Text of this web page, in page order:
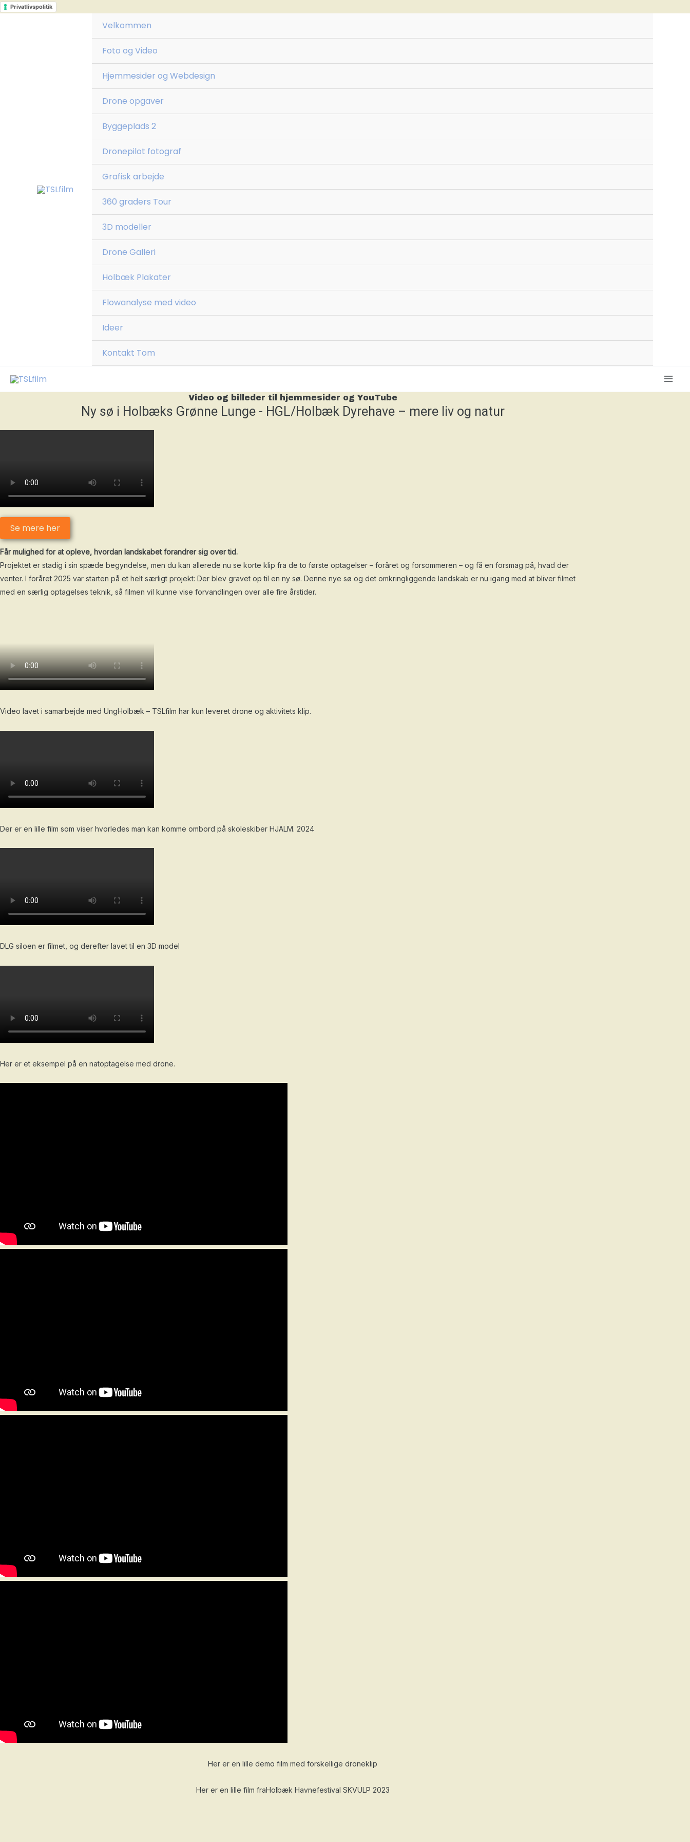
Privatlivspolitik
Velkommen
Foto og Video
Hjemmesider og Webdesign
Drone opgaver
Byggeplads 2
Dronepilot fotograf
Grafisk arbejde
360 graders Tour
3D modeller
Drone Galleri
Holbæk Plakater
Flowanalyse med video
Ideer
Kontakt Tom
Video og billeder til hjemmesider og YouTube
Ny sø i Holbæks Grønne Lunge - HGL/Holbæk Dyrehave – mere liv og natur
Se mere her
Får mulighed for at opleve, hvordan landskabet forandrer sig over tid.
Projektet er stadig i sin spæde begyndelse, men du kan allerede nu se korte klip fra de to første optagelser – foråret og forsommeren – og få en forsmag på, hvad der
venter. I foråret 2025 var starten på et helt særligt projekt: Der blev gravet op til en ny sø. Denne nye sø og det omkringliggende landskab er nu igang med at bliver filmet
med en særlig optagelses teknik, så filmen vil kunne vise forvandlingen over alle fire årstider.
Video lavet i samarbejde med UngHolbæk – TSLfilm har kun leveret drone og aktivitets klip.
Der er en lille film som viser hvorledes man kan komme ombord på skoleskiber HJALM. 2024
DLG siloen er filmet, og derefter lavet til en 3D model
Her er et eksempel på en natoptagelse med drone.
Her er en lille demo film med forskellige droneklip
Her er en lille film fraHolbæk Havnefestival SKVULP 2023